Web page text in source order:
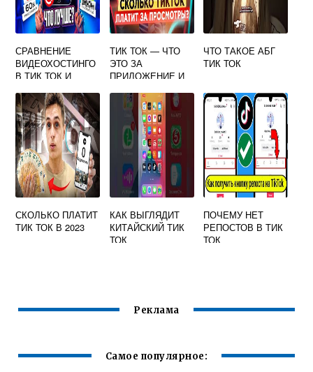
СРАВНЕНИЕ
ВИДЕОХОСТИНГО
В ТИК ТОК И
СОЦСЕТЬ ЛУЧШЕ
И ПОПУЛЯРНЕЕ
ТИК ТОК — ЧТО
ЭТО ЗА
ПРИЛОЖЕНИЕ И
ЗАРАБАТЫВАЮТ
ДЕНЬГИ
ЧТО ТАКОЕ АБГ
ТИК ТОК
СКОЛЬКО ПЛАТИТ
ТИК ТОК В 2023
КАК ВЫГЛЯДИТ
КИТАЙСКИЙ ТИК
ТОК
ПОЧЕМУ НЕТ
РЕПОСТОВ В ТИК
ТОК
Реклама
Самое популярное: